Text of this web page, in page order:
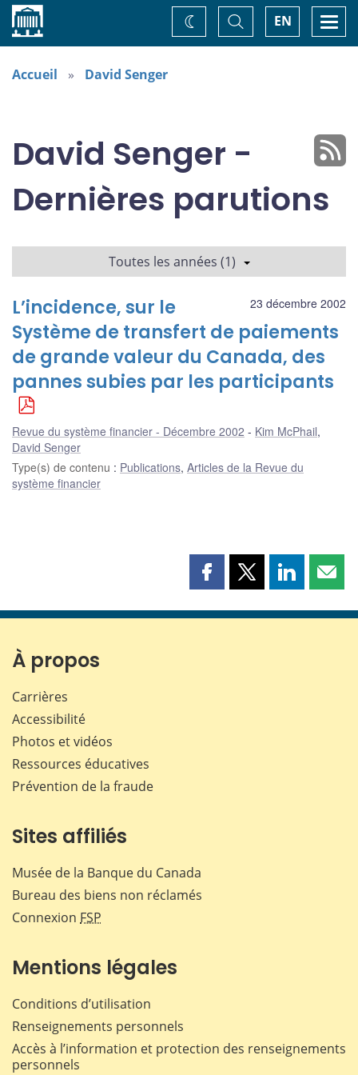
Accueil EN
Basculer
la
recherche
Changez
de
Accueil David Senger
David Senger -
Dernières parutions
Toutes les années (1)
23 décembre 2002
L’incidence, sur le
Système de transfert de paiements
de grande valeur du Canada, des
pannes subies par les participants
Revue du système financier - Décembre 2002 Kim McPhail,
David Senger
Type(s) de contenu : Publications, Articles de la Revue du
système financier
Partager
page
Partager
page
Partager
page page
À propos
Carrières
Accessibilité
Photos et vidéos
Ressources éducatives
Prévention de la fraude
Sites affiliés
Musée de la Banque du Canada
Bureau des biens non réclamés
Connexion FSP
Mentions légales
Conditions d’utilisation
Renseignements personnels
Accès à l’information et protection des renseignements
personnels